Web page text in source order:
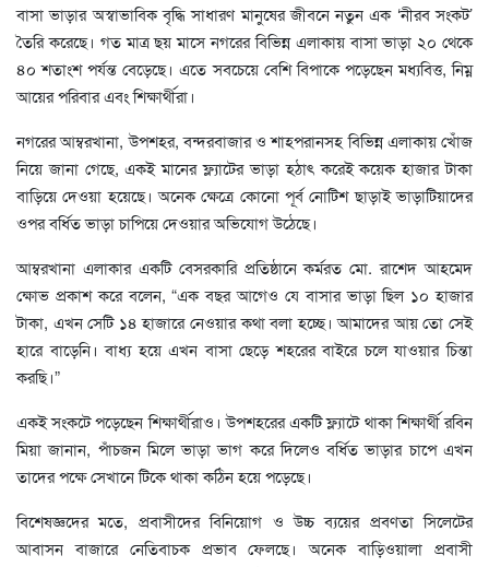
বাসা ভাড়ার অস্বাভাবিক বৃদ্ধি সাধারণ মানুষের জীবনে নতুন এক ‘নীরব সংকট’
তৈরি করেছে। গত মাত্র ছয় মাসে নগরের বিভিন্ন এলাকায় বাসা ভাড়া ২০ থেকে
৪০ শতাংশ পর্যন্ত বেড়েছে। এতে সবচেয়ে বেশি বিপাকে পড়েছেন মধ্যবিত্ত, নিম্ন
আয়ের পরিবার এবং শিক্ষার্থীরা।
নগরের আম্বরখানা, উপশহর, বন্দরবাজার ও শাহপরানসহ বিভিন্ন এলাকায় খোঁজ
নিয়ে জানা গেছে, একই মানের ফ্ল্যাটের ভাড়া হঠাৎ করেই কয়েক হাজার টাকা
বাড়িয়ে দেওয়া হয়েছে। অনেক ক্ষেত্রে কোনো পূর্ব নোটিশ ছাড়াই ভাড়াটিয়াদের
ওপর বর্ধিত ভাড়া চাপিয়ে দেওয়ার অভিযোগ উঠেছে।
আম্বরখানা এলাকার একটি বেসরকারি প্রতিষ্ঠানে কর্মরত মো. রাশেদ আহমেদ
ক্ষোভ প্রকাশ করে বলেন, “এক বছর আগেও যে বাসার ভাড়া ছিল ১০ হাজার
টাকা, এখন সেটি ১৪ হাজারে নেওয়ার কথা বলা হচ্ছে। আমাদের আয় তো সেই
হারে বাড়েনি। বাধ্য হয়ে এখন বাসা ছেড়ে শহরের বাইরে চলে যাওয়ার চিন্তা
করছি।”
একই সংকটে পড়েছেন শিক্ষার্থীরাও। উপশহরের একটি ফ্ল্যাটে থাকা শিক্ষার্থী রবিন
মিয়া জানান, পাঁচজন মিলে ভাড়া ভাগ করে দিলেও বর্ধিত ভাড়ার চাপে এখন
তাদের পক্ষে সেখানে টিকে থাকা কঠিন হয়ে পড়েছে।
বিশেষজ্ঞদের মতে, প্রবাসীদের বিনিয়োগ ও উচ্চ ব্যয়ের প্রবণতা সিলেটের
আবাসন বাজারে নেতিবাচক প্রভাব ফেলছে। অনেক বাড়িওয়ালা প্রবাসী